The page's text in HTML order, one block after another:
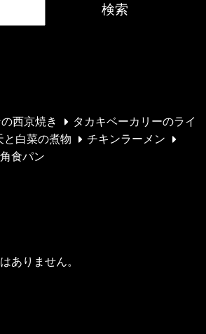
検索
西京焼き
タカキベーカリーのライ
と白菜の煮物
チキンラーメン
食パン
ありません。